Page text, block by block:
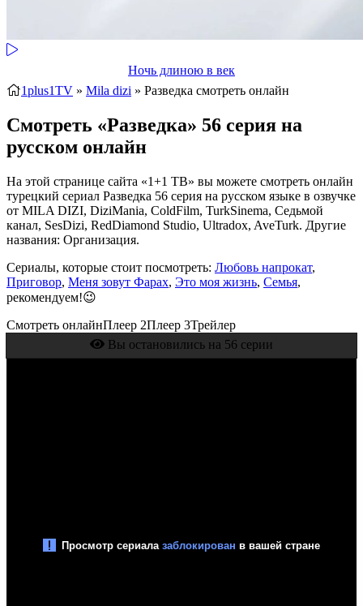
Ночь длиною в век
1plus1TV » Mila dizi » Разведка смотреть онлайн
Смотреть «Разведка» 56 серия на
русском онлайн
На этой странице сайта «1+1 ТВ» вы можете смотреть онлайн
турецкий сериал Разведка 56 серия на русском языке в озвучке
от MILA DIZI, DiziMania, ColdFilm, TurkSinema, Седьмой
канал, SesDizi, RedDiamond Studio, Ultradox, AveTurk. Другие
названия: Организация.
Сериалы, которые стоит посмотреть: Любовь напрокат,
Приговор, Меня зовут Фарах, Это моя жизнь, Семья,
рекомендуем!😉
Смотреть онлайнПлеер 2Плеер 3Трейлер
Вы остановились на 56 серии